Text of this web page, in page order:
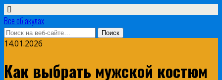
Все об акулах
14.01.2026
Как выбрать мужской костюм